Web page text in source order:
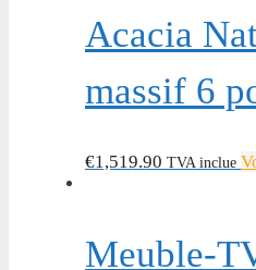
Acacia
massif 6
€1,519.90 TVA inclue
Meuble-